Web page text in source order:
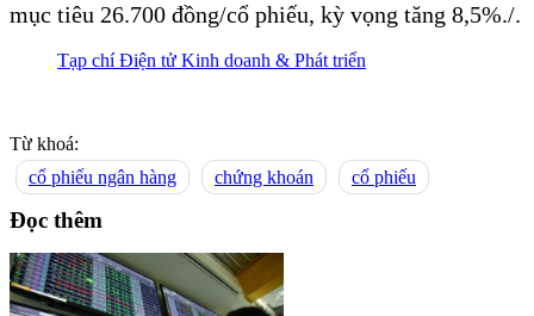
mục tiêu 26.700 đồng/cổ phiếu, kỳ vọng tăng 8,5%./.
Tạp chí Điện tử Kinh doanh & Phát triển
Từ khoá:
cổ phiếu ngân hàng
chứng khoán cổ phiếu
Đọc thêm